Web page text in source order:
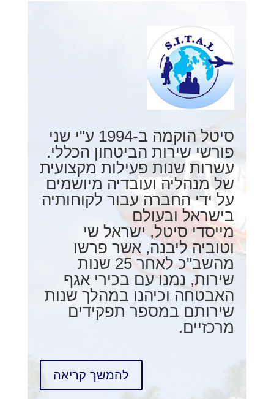
סיטל הוקמה ב-1994 ע"י שני
פורשי שירות הביטחון הכללי.
עשרות שנות פעילות מקצועית
של מנהליה ועובדיה מיושמים
על ידי החברה עבור לקוחותיה
בישראל ובעולם
מייסדי סיטל, ישראל שי
וטוביה ליבנה, אשר פרשו
מהשב"כ לאחר 25 שנות
שירות, נמנו עם בכירי אגף
האבטחה וכיהנו במהלך שנות
שירותם במספר תפקידים
מרכזיים.
להמשך קריאה